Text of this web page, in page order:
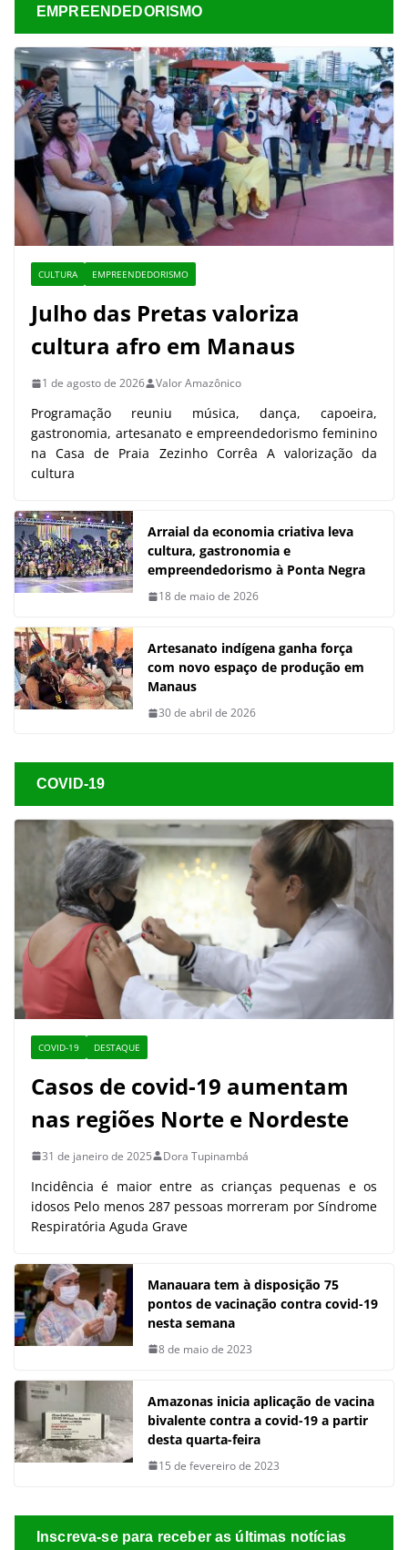
EMPREENDEDORISMO
CULTURA EMPREENDEDORISMO
Julho das Pretas valoriza
cultura afro em Manaus
1 de agosto de 2026 Valor Amazônico
Programação reuniu música, dança, capoeira,
gastronomia, artesanato e empreendedorismo feminino
na Casa de Praia Zezinho Corrêa A valorização da
cultura
Arraial da economia criativa leva
cultura, gastronomia e
empreendedorismo à Ponta Negra
18 de maio de 2026
Artesanato indígena ganha força
com novo espaço de produção em
Manaus
30 de abril de 2026
COVID-19
COVID-19 DESTAQUE
Casos de covid-19 aumentam
nas regiões Norte e Nordeste
31 de janeiro de 2025 Dora Tupinambá
Incidência é maior entre as crianças pequenas e os
idosos Pelo menos 287 pessoas morreram por Síndrome
Respiratória Aguda Grave
Manauara tem à disposição 75
pontos de vacinação contra covid-19
nesta semana
8 de maio de 2023
Amazonas inicia aplicação de vacina
bivalente contra a covid-19 a partir
desta quarta-feira
15 de fevereiro de 2023
Inscreva-se para receber as últimas notícias